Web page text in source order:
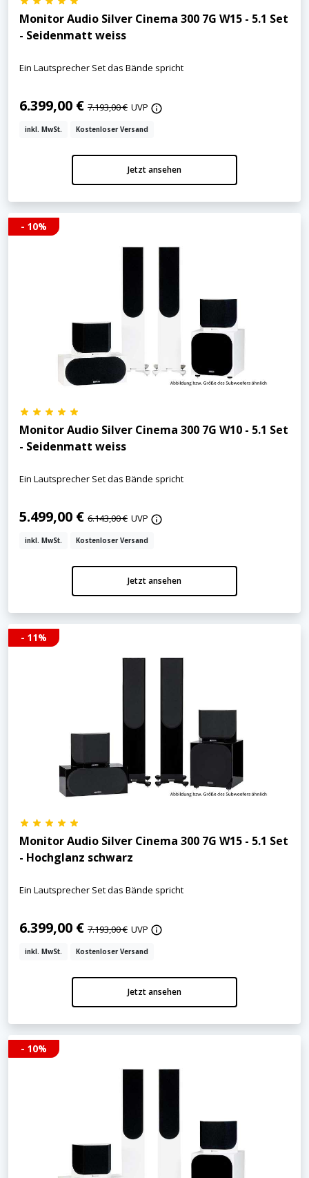
Monitor Audio Silver Cinema 300 7G W15 - 5.1 Set
- Seidenmatt weiss
Ein Lautsprecher Set das Bände spricht
6.399,00 € 7.193,00 € UVP
inkl. MwSt. Kostenloser Versand
Jetzt ansehen
- 10%
Monitor Audio Silver Cinema 300 7G W10 - 5.1 Set
- Seidenmatt weiss
Ein Lautsprecher Set das Bände spricht
5.499,00 € 6.143,00 € UVP
inkl. MwSt. Kostenloser Versand
Jetzt ansehen
- 11%
Monitor Audio Silver Cinema 300 7G W15 - 5.1 Set
- Hochglanz schwarz
Ein Lautsprecher Set das Bände spricht
6.399,00 € 7.193,00 € UVP
inkl. MwSt. Kostenloser Versand
Jetzt ansehen
- 10%